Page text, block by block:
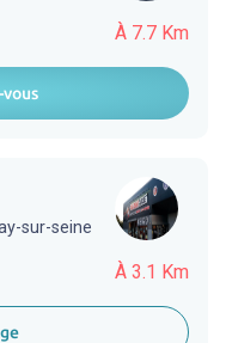
À 7.7 Km
À 3.1 Km
sur-seine